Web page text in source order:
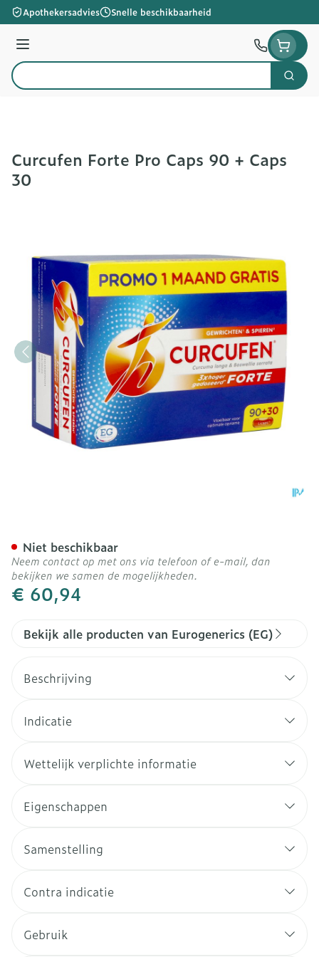
Ga naar de inhoud
Apothekersadvies Snelle beschikbaarheid
Menu
Product, merk, categorie...
Zoek
Curcufen Forte Pro Caps 90 + Caps
30
€ 60,94
Niet beschikbaar
Neem contact op met ons via telefoon of e-mail, dan
bekijken we samen de mogelijkheden.
Bekijk alle producten van Eurogenerics (EG)
Beschrijving
Indicatie
Wettelijk verplichte informatie
Eigenschappen
Samenstelling
Contra indicatie
Gebruik